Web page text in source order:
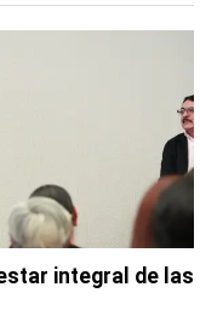
integral de las